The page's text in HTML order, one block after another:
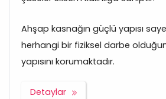
Ahşap kasnağın güçlü yapısı
herhangi bir fiziksel darbe
yapısını korumaktadır.
Detaylar